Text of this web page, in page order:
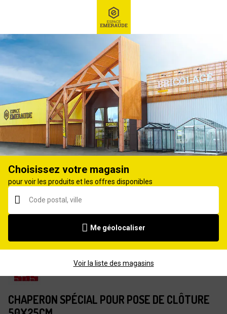
Ex : Robot tondeuse, ...
Muret, pilier
CHAPERON SPÉCIAL POUR POSE DE CLÔTURE
Choisissez votre magasin
pour voir les produits et les offres disponibles
Me géolocaliser
Voir la liste des magasins